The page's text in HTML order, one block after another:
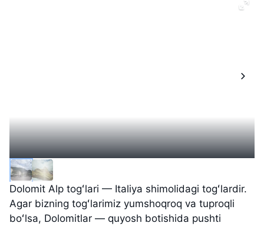
Dolomit Alp togʻlari — Italiya shimolidagi togʻlardir.
Agar bizning togʻlarimiz yumshoqroq va tuproqli
boʻlsa, Dolomitlar — quyosh botishida pushti